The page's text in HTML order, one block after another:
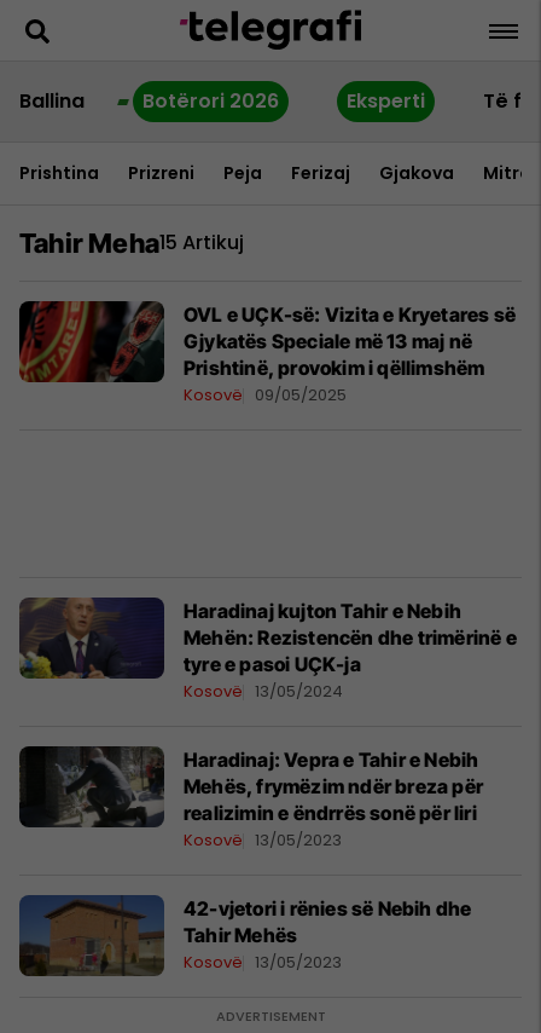
Ballina Botërori 2026 Eksperti Të
Prishtina Prizreni Peja Ferizaj Gjakova
Tahir Meha15 Artikuj
OVL e UÇK-së: Vizita e Kryetares së
Gjykatës Speciale më 13 maj në
Prishtinë, provokim i qëllimshëm
Kosovë 09/05/2025
Haradinaj kujton Tahir e Nebih
Mehën: Rezistencën dhe trimërinë e
tyre e pasoi UÇK-ja
Kosovë 13/05/2024
Haradinaj: Vepra e Tahir e Nebih
Mehës, frymëzim ndër breza për
realizimin e ëndrrës sonë për liri
Kosovë 13/05/2023
42-vjetori i rënies së Nebih dhe
Tahir Mehës
Kosovë 13/05/2023